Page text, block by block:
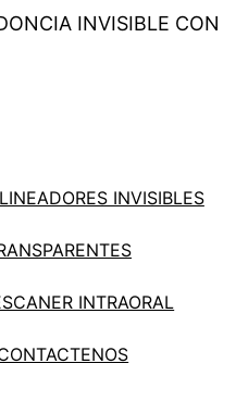
INVISIBLE CON
INVISIBLES
INTRAORAL